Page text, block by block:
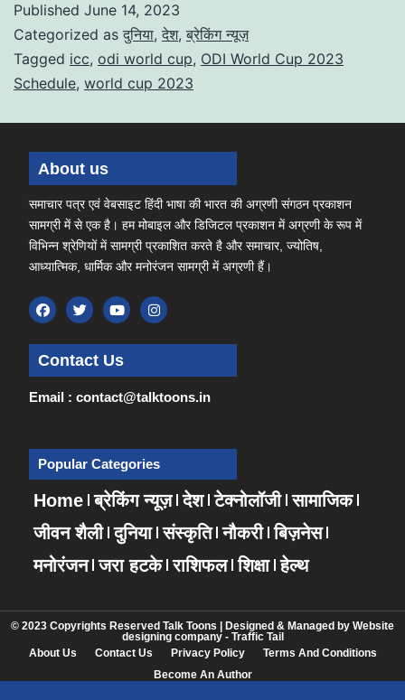
Published June 14, 2023
Categorized as दुनिया, देश, ब्रेकिंग न्यूज़
Tagged icc, odi world cup, ODI World Cup 2023
Schedule, world cup 2023
About us
समाचार पत्र एवं वेबसाइट हिंदी भाषा की भारत की अग्रणी संगठन प्रकाशन
सामग्री में से एक है। हम मोबाइल और डिजिटल प्रकाशन में अग्रणी के रूप में
विभिन्न श्रेणियों में सामग्री प्रकाशित करते है और समाचार, ज्योतिष,
आध्यात्मिक, धार्मिक और मनोरंजन सामग्री में अग्रणी हैं।
Contact Us
Email : contact@talktoons.in
Popular Categories
Home ब्रेकिंग न्यूज़ देश टेक्नोलॉजी सामाजिक
जीवन शैली दुनिया संस्कृति नौकरी बिज़नेस
मनोरंजन जरा हटके राशिफल शिक्षा हेल्थ
© 2023 Copyrights Reserved Talk Toons | Designed & Managed by Website
designing company- Traffic Tail
About Us
Contact Us Privacy Policy
Terms And Conditions
Become An Author